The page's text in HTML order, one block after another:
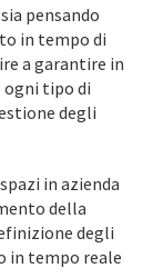
pensando
in tempo di
a garantire in
ogni tipo di
degli
in azienda
della
degli
in tempo reale